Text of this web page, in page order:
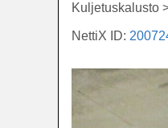
Kuljetuskalusto
NettiX ID: